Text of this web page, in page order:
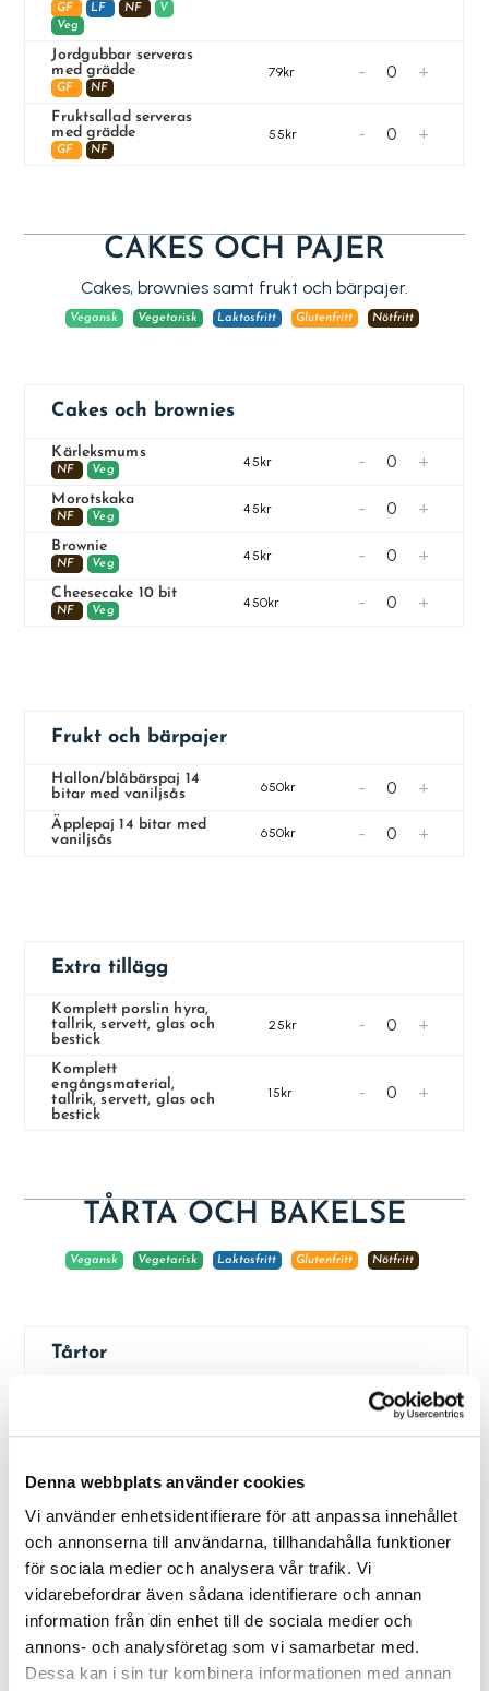
Denna webbplats använder cookies
Vi använder enhetsidentifierare för att anpassa innehållet
och annonserna till användarna, tillhandahålla funktioner
för sociala medier och analysera vår trafik. Vi
vidarebefordrar även sådana identifierare och annan
information från din enhet till de sociala medier och
annons- och analysföretag som vi samarbetar med.
Dessa kan i sin tur kombinera informationen med annan
GF LF NF
V
Veg
Jordgubbar serveras
med grädde
GF NF
79kr - +
Fruktsallad serveras
med grädde
GF NF
55kr - +
CAKES OCH PAJER
Cakes, brownies samt frukt och bärpajer.
Vegansk Vegetarisk Laktosfritt Glutenfritt Nötfritt
Cakes och brownies
Kärleksmums
NF Veg
45kr - +
Morotskaka
NF Veg
45kr - +
Brownie
NF Veg
45kr - +
Cheesecake 10 bit
NF Veg
450kr - +
Frukt och bärpajer
Hallon/blåbärspaj 14
bitar med vaniljsås
650kr - +
Äpplepaj 14 bitar med
vaniljsås
650kr - +
Extra tillägg
Komplett porslin hyra,
tallrik, servett, glas och
bestick
25kr - +
Komplett
engångsmaterial,
tallrik, servett, glas och
bestick
15kr - +
TÅRTA OCH BAKELSE
Vegansk Vegetarisk Laktosfritt Glutenfritt Nötfritt
Tårtor
- +
prinsesstårta 12 bitar
GF LF
820kr
Vegansk prinsesstårta
LF V Veg
795kr - +
NF Veg
495kr -
Hallontårta 12 bitar
NF Veg
615kr
Hallontårta 20 bitar - +